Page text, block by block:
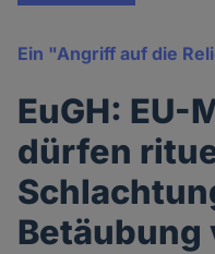
Ein "Angriff auf die
EuGH:
dürfen
Betäubung